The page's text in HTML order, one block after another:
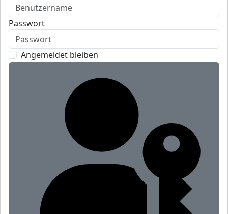
Passwort
Angemeldet bleiben